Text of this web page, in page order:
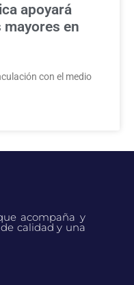
apoyará
en
con el medio
acompaña y
calidad y una